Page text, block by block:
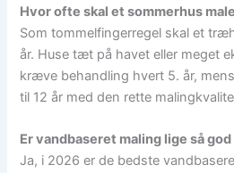
Hvor ofte skal et sommerhus
Som tommelfingerregel skal et
år. Huse tæt på havet eller meget
kræve behandling hvert 5. år,
til 12 år med den rette
Er vandbaseret maling lige så
Ja, i 2026 er de bedste